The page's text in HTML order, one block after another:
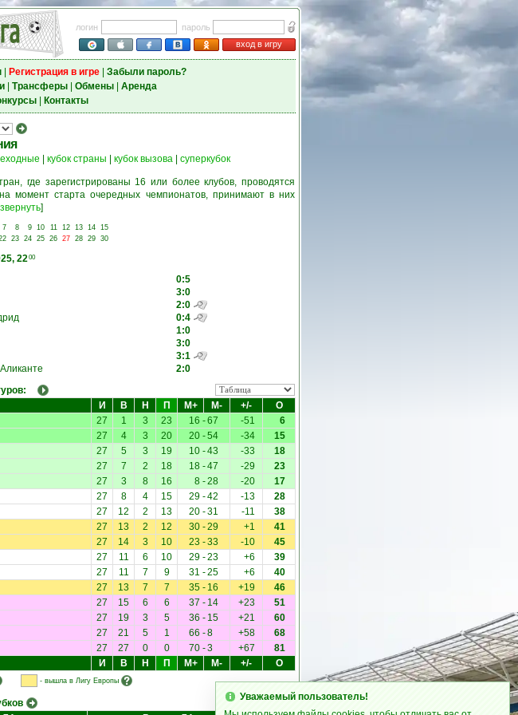
логин
пароль
вход в игру
| Регистрация в игре| Забыли пароль?
| Трансферы| Обмены| Аренда
| Контакты
кубок страны кубок вызова| суперкубок
где зарегистрированы 16 или более клубов, проводятся
момент старта очередных чемпионатов, принимают в них
]
7 8 9 10 11 12 13 14
15
23 24 25 26 27 28 29 30
2200
0:5
3:0
2:0
0:4
1:0
3:0
3:1
2:0
И В Н П М+ М- +/-
О
27 1 3 23 16 -67 -51
6
27 4 3 20 20 -54 -34
15
27 5 3 19 10 -43 -33
18
27 7 2 18 18 -47 -29
23
27 3 8 16 8 -28 -20
17
27 8 4 15 29 -42 -13
28
27 12 2 13 20 -31 -11
38
27 13 2 12 30 -29 +1
41
27 14 3 10 23 -33 -10
45
27 11 6 10 29 -23 +6
39
27 11 7 9 31 -25 +6
40
27 13 7 7 35 - 16 +19
46
27 15 6 6 37 - 14 +23
51
27 19 3 5 36 - 15 +21
60
27 21 5 1 66 -8 +58
68
27 27 0 0 70 -3 +67
81
И В Н П М+ М- +/- О
- вышла в Лигу Европы
Уважаемый пользователь!